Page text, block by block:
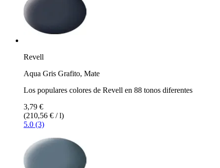
Revell
Aqua Gris Grafito, Mate
Los populares colores de Revell en 88 tonos diferentes
3,79 €
(210,56 € / l)
5.0 (3)